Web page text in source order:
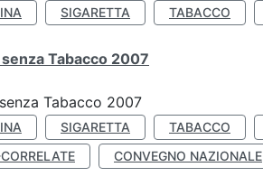
SIGARETTA TABACCO
Tabacco 2007
Tabacco 2007
SIGARETTA TABACCO
CONVEGNO NAZIONALE